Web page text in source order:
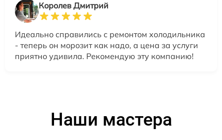
Королев Дмитрий
Идеально справились с ремонтом холодильника
- теперь он морозит как надо, а цена за услуги
приятно удивила. Рекомендую эту компанию!
Наши мастера